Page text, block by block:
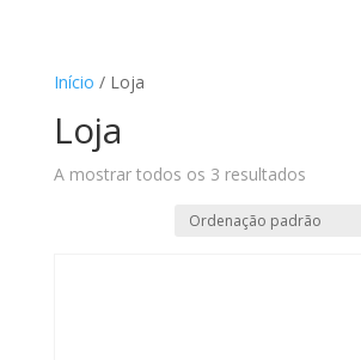
Início / Loja
Loja
A mostrar todos os 3 resultados